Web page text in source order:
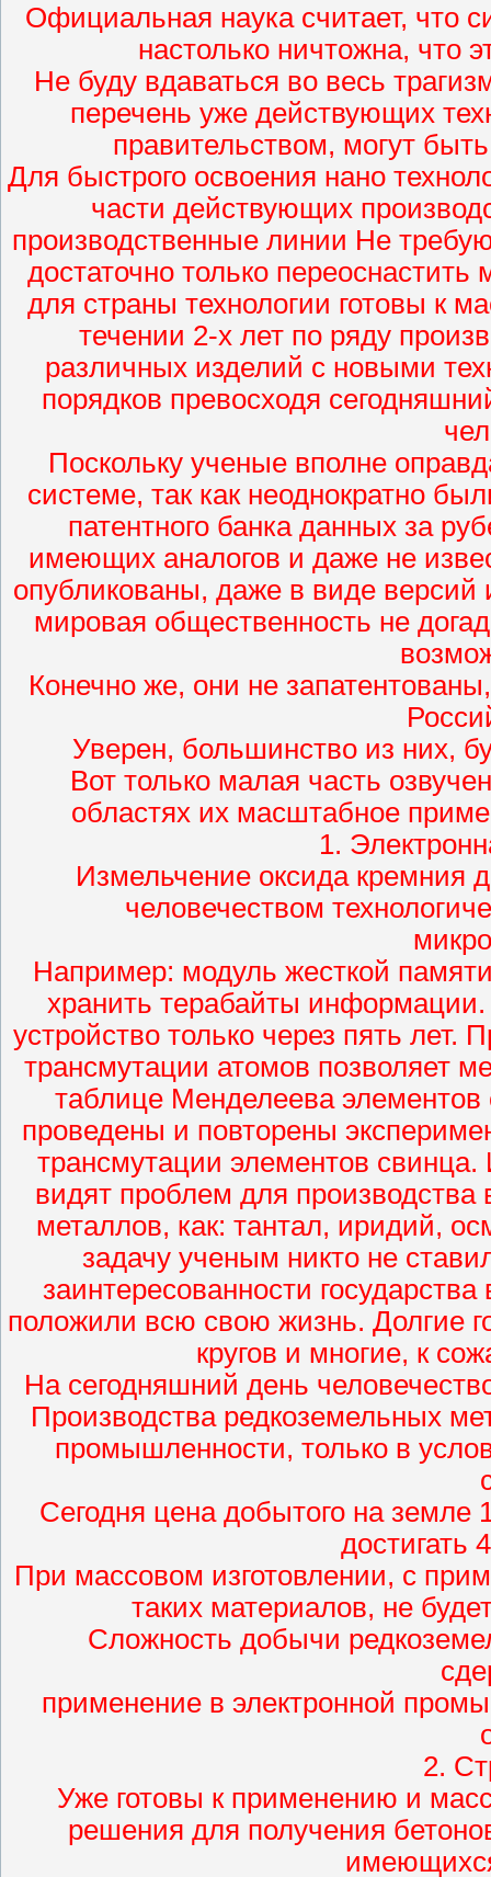
Официальная наука считает, что
настолько ничтожна, что
Не буду вдаваться во весь
перечень уже действующих
правительством, могут
Для быстрого освоения нано
части действующих
производственные линии Не
достаточно только
для страны технологии готовы к
течении 2-х лет по ряду
различных изделий с новыми
порядков превосходя
Поскольку ученые вполне
системе, так как неоднократно
патентного банка данных за
имеющих аналогов и даже не
опубликованы, даже в виде версий
мировая общественность не
Конечно же, они не
Уверен, большинство из них,
Вот только малая часть
областях их масштабное
1.
Измельчение оксида кремния
человечеством
Например: модуль жесткой
хранить терабайты
устройство только через пять лет.
трансмутации атомов позволяет
таблице Менделеева
проведены и повторены
трансмутации элементов
видят проблем для
металлов, как: тантал, иридий,
задачу ученым никто не
заинтересованности
положили всю свою жизнь. Долгие
кругов и многие, к
На сегодняшний день
Производства редкоземельных
промышленности, только в
Сегодня цена добытого на земле
достигать
При массовом изготовлении, с
таких материалов, не
Сложность добычи
применение в электронной
2.
Уже готовы к применению и
решения для получения